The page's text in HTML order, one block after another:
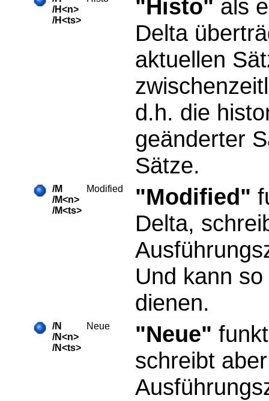
/H<n>
/H<ts>
"Histo" als
Delta
aktuellen
d.h. die
geänderter
Sätze.
/M
/M<n>
/M<ts>
Modified "Modified"
Delta,
Und kann
dienen.
/N
/N<n>
/N<ts>
Neue "Neue"
schreibt